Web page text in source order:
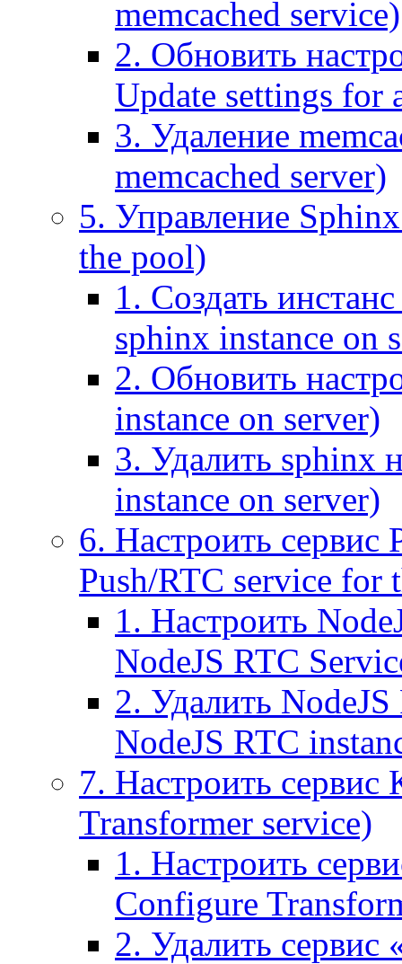
memcached service)
2. Обновить
Update settings for
3. Удаление
memcached server)
5. Управление
the pool)
1. Создать
sphinx instance on
2. Обновить
instance on server)
3. Удалить sphinx
instance on server)
6. Настроить
Push/RTC service for
1. Настроить
NodeJS RTC
2. Удалить
NodeJS RTC
7. Настроить
Transformer service)
1. Настроить
Configure
2. Удалить сервис